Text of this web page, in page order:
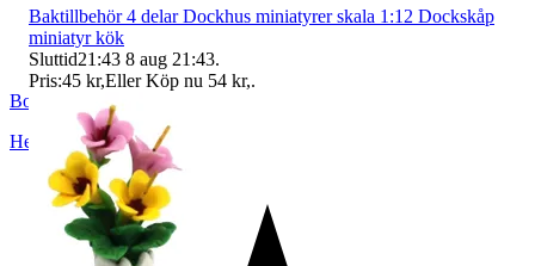
BoutiqueNo9
Helsingborg,Sverige
Baktillbehör 4 delar Dockhus miniatyrer skala 1:12 Dockskåp
miniatyr kök
Sluttid21:43 8 aug 21:43.
Pris:45 kr,Eller Köp nu 54 kr,.